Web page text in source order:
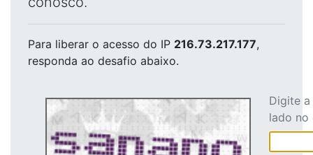
Para liberar o acesso do IP 216.73.217.177,
responda ao desafio abaixo.
Digite
lado no